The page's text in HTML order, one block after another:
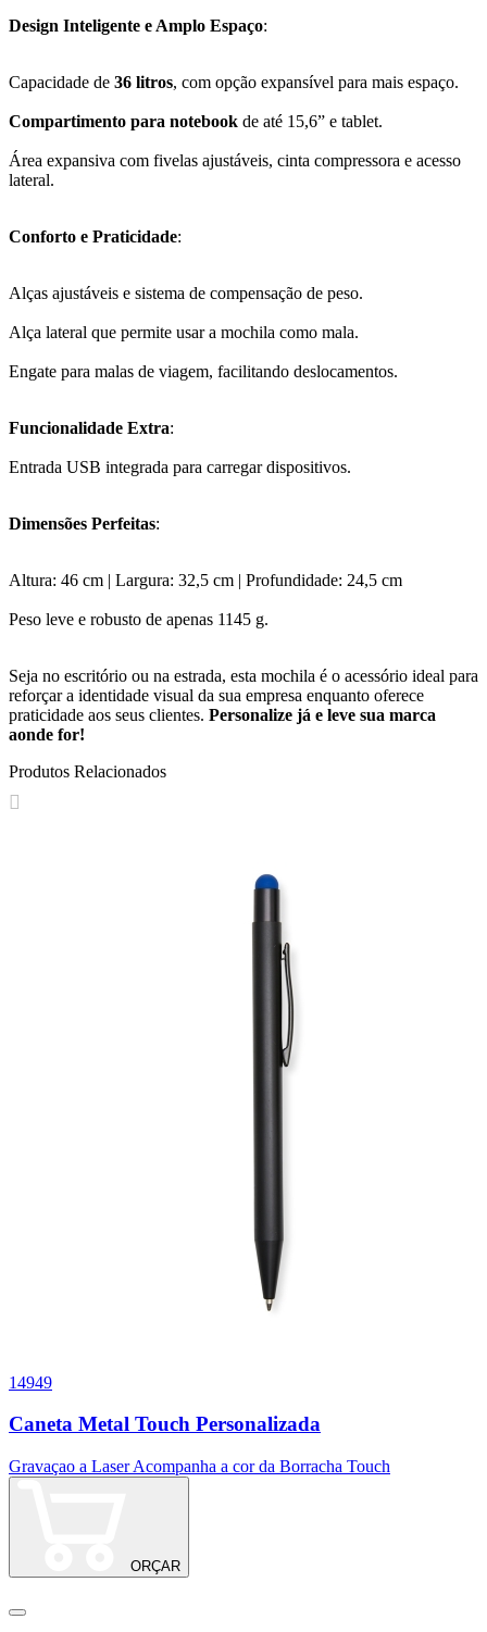
Design Inteligente e Amplo Espaço:
Capacidade de 36 litros, com opção expansível para mais espaço.
Compartimento para notebook de até 15,6” e tablet.
Área expansiva com fivelas ajustáveis, cinta compressora e acesso
lateral.
Conforto e Praticidade:
Alças ajustáveis e sistema de compensação de peso.
Alça lateral que permite usar a mochila como mala.
Engate para malas de viagem, facilitando deslocamentos.
Funcionalidade Extra:
Entrada USB integrada para carregar dispositivos.
Dimensões Perfeitas:
Altura: 46 cm | Largura: 32,5 cm | Profundidade: 24,5 cm
Peso leve e robusto de apenas 1145 g.
Seja no escritório ou na estrada, esta mochila é o acessório ideal para
reforçar a identidade visual da sua empresa enquanto oferece
praticidade aos seus clientes. Personalize já e leve sua marca
aonde for!
Produtos Relacionados
14949
Caneta Metal Touch Personalizada
Gravaçao a Laser Acompanha a cor da Borracha Touch
ORÇAR